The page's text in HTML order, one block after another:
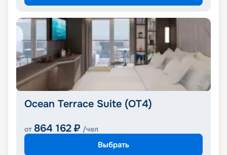
Ocean Terrace Suite (OT4)
от 864 162 ₽ /чел
Выбрать